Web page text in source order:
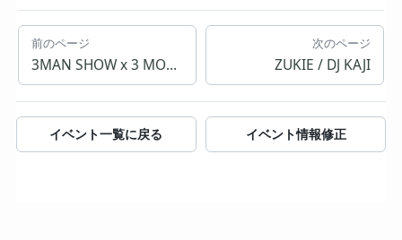
前のページ
3MAN SHOW x 3 MONTHS “gold”
次のページ
ZUKIE / DJ KAJI
イベント一覧に戻る イベント情報修正